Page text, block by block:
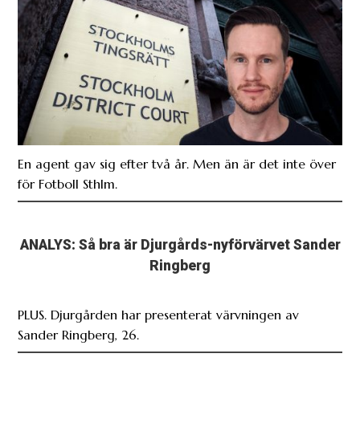
En agent gav sig efter två år. Men än är det inte över
för Fotboll Sthlm.
ANALYS: Så bra är Djurgårds-nyförvärvet Sander
Ringberg
PLUS. Djurgården har presenterat värvningen av
Sander Ringberg, 26.